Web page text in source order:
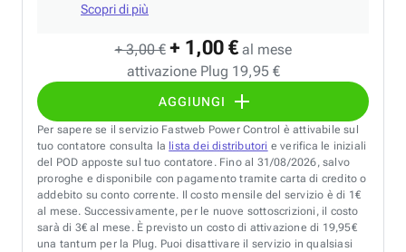
+ 3,00 € + 1,00 € al mese
attivazione Plug 19,95 €
AGGIUNGI
Scopri di più
Per sapere se il servizio Fastweb Power Control è attivabile sul
tuo contatore consulta la lista dei distributori e verifica le iniziali
del POD apposte sul tuo contatore. Fino al 31/08/2026, salvo
proroghe e disponibile con pagamento tramite carta di credito o
addebito su conto corrente. Il costo mensile del servizio è di 1€
al mese. Successivamente, per le nuove sottoscrizioni, il costo
sarà di 3€ al mese. È previsto un costo di attivazione di 19,95€
una tantum per la Plug. Puoi disattivare il servizio in qualsiasi